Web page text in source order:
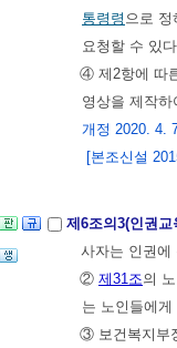
통령령 으로
요청할 수 있
④ 제2항에 따
영상을 제작
개정 2020. 4.
[본조신설
제6조의3(인권
사자는 인권에
② 제31조의
는 노인들에
③ 보건복지부